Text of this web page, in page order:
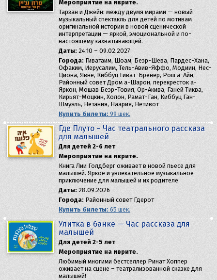
Мероприятие на иврите.
Тарзан и Джейн: между двумя мирами — новый
музыкальный спектакль для детей по мотивам
оригинальной истории в новой сценической
интерпретации — яркой, эмоциональной и по-
настоящему захватывающей.
Даты: 24.10 – 09.02.2027
Города: Гиватаим, Шоам, Беэр-Шева, Пардес-Хана,
Офаким, Иерусалим, Тель-Авив-Яффо, Модиин, Нес-
Циона, Явне, Киббуц Гиват-Бренер, Рош а-Айн,
Районный совет Дром а-Шарон, перекресток а-
Яркон, Мошав Беэр-Товия, Ор-Акива, Ганей Тиква,
Кирьят-Моцкин, Холон, Рамат-Ган, Киббуц Ган-
Шмуэль, Нетания, Наария, Нетивот
Купить билеты: 99 шек.
Где Плуто – Час театрального рассказа
для малышей
Для детей 2-6 лет
Мероприятие на иврите.
Книга Лии Голдберг оживает в новой пьесе для
малышей. Яркое и увлекательное музыкальное
приключение для малышей и их родителе
Даты: 28.09.2026
Города: Районный совет Гдерот
Купить билеты: 65 шек.
Улитка в банке — Час рассказа для
малышей
Для детей 2-5 лет
Мероприятие на иврите.
Любимый многими бестселлер Ринат Хоппер
оживает на сцене – театрализованной сказке для
малышей!